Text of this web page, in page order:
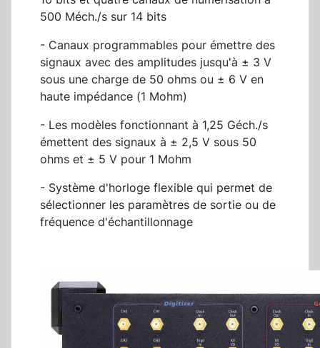
500 Méch./s sur 14 bits
- Canaux programmables pour émettre des
signaux avec des amplitudes jusqu'à ± 3 V
sous une charge de 50 ohms ou ± 6 V en
haute impédance (1 Mohm)
- Les modèles fonctionnant à 1,25 Géch./s
émettent des signaux à ± 2,5 V sous 50
ohms et ± 5 V pour 1 Mohm
- Système d'horloge flexible qui permet de
sélectionner les paramètres de sortie ou de
fréquence d'échantillonnage